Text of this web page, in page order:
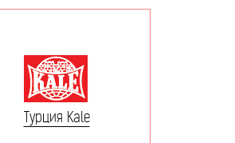
Турция Kale